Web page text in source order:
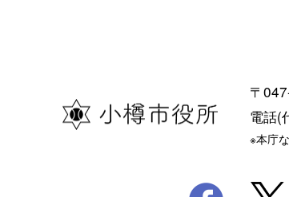
〒
電話(
※本庁